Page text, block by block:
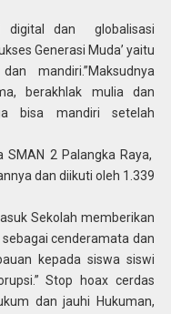
digital dan globalisasi
Generasi Muda’ yaitu
mandiri.”Maksudnya
berakhlak mulia dan
bisa mandiri setelah
2 Palangka Raya,
dan diikuti oleh 1.339
Sekolah memberikan
cenderamata dan
kepada siswa siswi
Stop hoax cerdas
dan jauhi Hukuman,